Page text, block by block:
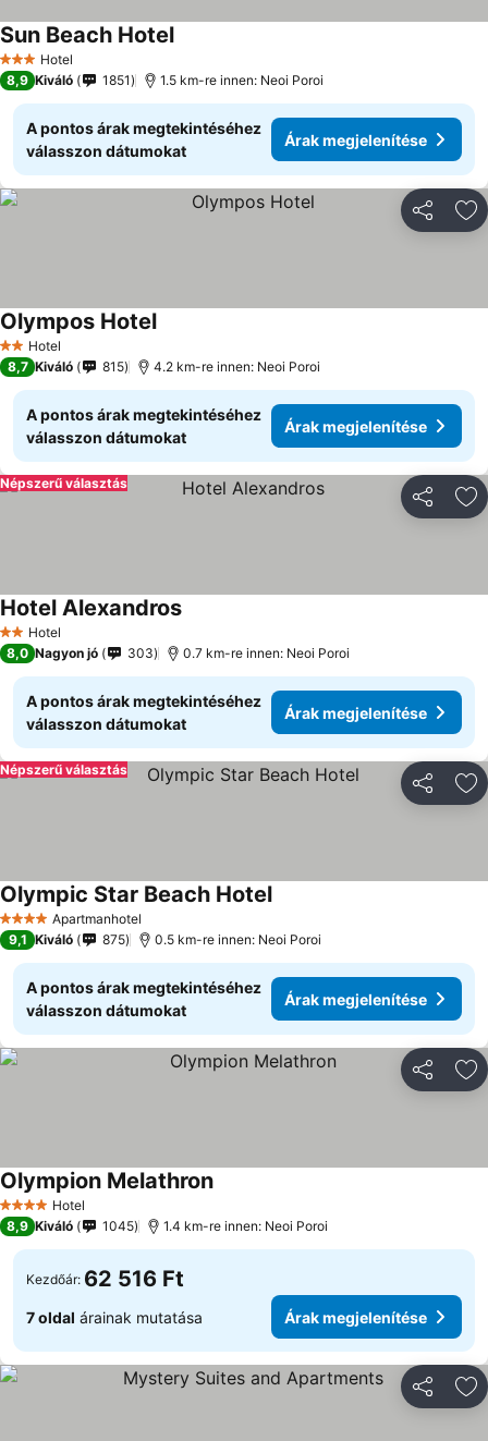
3 Kategória
Hotel
Sun Beach Hotel
8,9 Kiváló 1851 1.5 km-re innen: Neoi Poroi
A pontos árak megtekintéséhez
válasszon dátumokat
Árak megjelenítése
2 Kategória
Hotel
Olympos Hotel
8,7 Kiváló 815 4.2 km-re innen: Neoi Poroi
A pontos árak megtekintéséhez
válasszon dátumokat
Árak megjelenítése
Népszerű választás
2 Kategória
Hotel
Hotel Alexandros
8,0 Nagyon jó 303 0.7 km-re innen: Neoi Poroi
A pontos árak megtekintéséhez
válasszon dátumokat
Árak megjelenítése
Népszerű választás
4 KategóriaApartmanhotel
Olympic Star Beach Hotel
9,1 Kiváló 875 0.5 km-re innen: Neoi Poroi
A pontos árak megtekintéséhez
válasszon dátumokat
Árak megjelenítése
4 KategóriaHotel
Olympion Melathron
8,9 Kiváló 1045 1.4 km-re innen: Neoi Poroi
Kezdőár: 62 516 Ft
7 oldal árainak mutatása Árak megjelenítése